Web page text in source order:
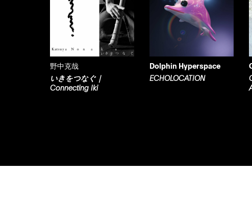
野中克哉
いきをつなぐ｜
Connecting Iki
Dolphin Hyperspace
ECHOLOCATION